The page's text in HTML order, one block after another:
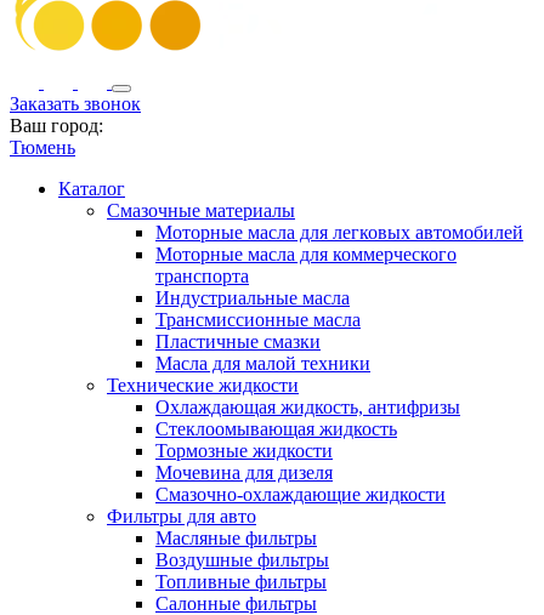
Заказать звонок
Ваш город:
Тюмень
Каталог
Смазочные материалы
Моторные масла для легковых автомобилей
Моторные масла для коммерческого
транспорта
Индустриальные масла
Трансмиссионные масла
Пластичные смазки
Масла для малой техники
Технические жидкости
Охлаждающая жидкость, антифризы
Стеклоомывающая жидкость
Тормозные жидкости
Мочевина для дизеля
Смазочно-охлаждающие жидкости
Фильтры для авто
Масляные фильтры
Воздушные фильтры
Топливные фильтры
Салонные фильтры